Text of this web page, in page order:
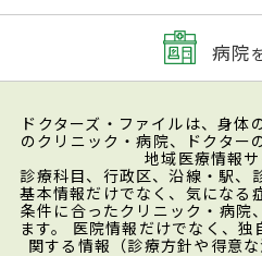
病院
ドクターズ・ファイルは、身体
のクリニック・病院、ドクター
地域医療情報サ
診療科目、行政区、沿線・駅、
基本情報だけでなく、気になる
条件に合ったクリニック・病院
ます。 医院情報だけでなく、
関する情報（診療方針や得意